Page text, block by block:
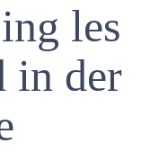
les
in der